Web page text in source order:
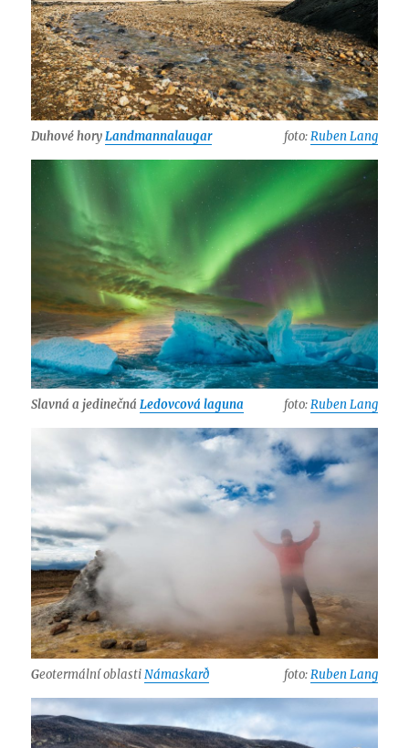
Duhové horyLandmannalaugar foto:Ruben Lang
Slavná a jedinečnáLedovcová laguna foto:Ruben Lang
Geotermální oblastiNámaskarð foto:Ruben Lang